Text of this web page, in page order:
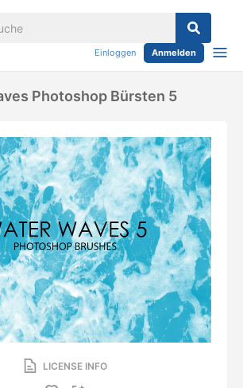
Einloggen Anmelden
Photoshop Bürsten 5
LICENSE INFO